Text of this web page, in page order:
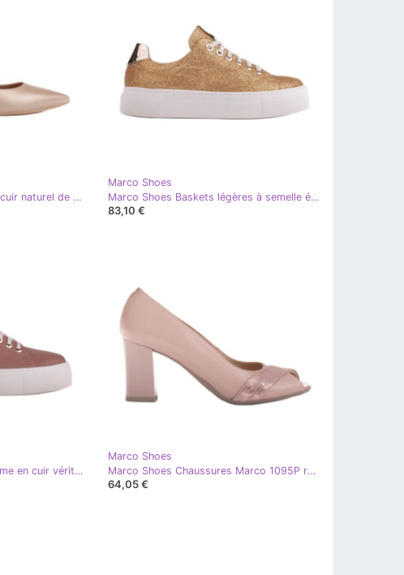
Marco Shoes Sandales en cuir naturel de couleur dorée 1965P-1232-1 beige
Marco Shoes
Marco Shoes Baskets légères à semelle épaisse 1958P-1208-615-1 doré
83,10 €
Marco Shoes Baskets femme en cuir véritable sur semelle épaisse rose doré
Marco Shoes
Marco Shoes Chaussures Marco 1095P roses doré
64,05 €